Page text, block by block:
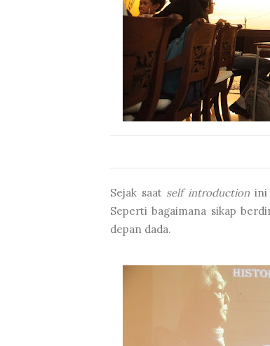
Sejak saat self introduction ini
Seperti bagaimana sikap
depan dada.